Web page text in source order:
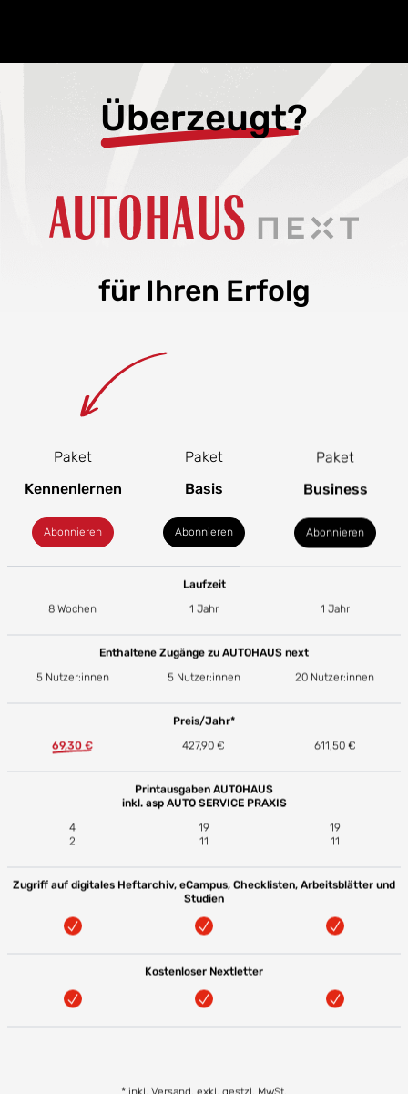
Überzeugt?
für Ihren Erfolg
Paket
Kennenlernen
Abonnieren
Paket
Basis
Abonnieren
Paket
Business
Abonnieren
Laufzeit
8 Wochen
1 Jahr 1 Jahr
Enthaltene Zugänge zu AUTOHAUS next
5 Nutzer:innen
5 Nutzer:innen 20 Nutzer:innen
Preis/Jahr*
69,30 €
427,90 € 611,50 €
Printausgaben AUTOHAUS
inkl. asp AUTO SERVICE PRAXIS
4
2
19
11
19
11
Zugriff auf digitales Heftarchiv, eCampus, Checklisten, Arbeitsblätter und
Studien
Kostenloser Nextletter
* inkl. Versand, exkl. gestzl. MwSt.